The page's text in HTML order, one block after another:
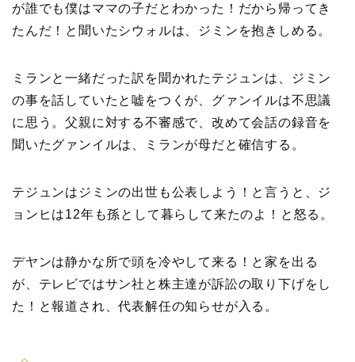
が誰でも僕はママの子だとわかった！だから帰ってき
たんだ！と聞いたシウォルは、ジミンを抱きしめる。
ミランと一緒だった訳を聞かれたテジュンは、ジミン
の事を話していたと嘘をつくが、グァンイルは不思議
に思う。父親に対する不審感で、改めて会話の録音を
聞いたグァンイルは、ミランが母だと確信する。
テジュンはジミンの出世も公表しよう！と言うと、ジ
ョンヒは12年も孫として暮らして来たのよ！と怒る。
デヤンは静かな所で頭を冷やして来る！と家を出る
が、テレビではサン社と株主達が訴訟の取り下げをし
た！と報道され、代表解任の知らせが入る。